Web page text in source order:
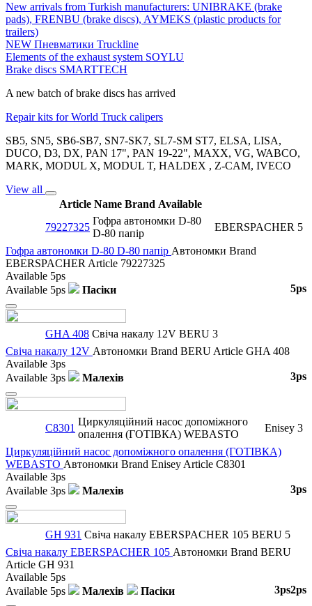
New arrivals from Turkish manufacturers: UNIBRAKE (brake
pads), FRENBU (brake discs), AYMEKS (plastic products for
trailers)
NEW Пневматики Truckline
Elements of the exhaust system SOYLU
Brake discs SMARTTECH
A new batch of brake discs has arrived
Repair kits for World Truck calipers
SB5, SN5, SB6-SB7, SN7-SK7, SL7-SM ST7, ELSA, LISA,
DUCO, D3, DX, PAN 17", PAN 19-22", MAXX, VG, WABCO,
MARK, MODUL X, MODUL T, HALDEX , Z-CAM, IVECO
View all
Article Name Brand Available
79227325
Гофра автономки D-80
D-80 папір
EBERSPACHER 5
Гофра автономки D-80 D-80 папір Автономки Brand
EBERSPACHER Article 79227325
Available 5ps
Available 5ps Пасіки 5ps
Close
GHA 408 Свіча накалу 12V BERU 3
Свіча накалу 12V Автономки Brand BERU Article GHA 408
Available 3ps
Available 3ps Малехів 3ps
Close
C8301
Циркуляційний насос допоміжного
опалення (ГОТІВКА) WEBASTO
Enisey 3
Циркуляційний насос допоміжного опалення (ГОТІВКА)
WEBASTO Автономки Brand Enisey Article C8301
Available 3ps
Available 3ps Малехів 3ps
Close
GH 931 Свіча накалу EBERSPACHER 105 BERU 5
Свіча накалу EBERSPACHER 105 Автономки Brand BERU
Article GH 931
Available 5ps
Available 5ps Малехів 2ps
Пасіки 3ps